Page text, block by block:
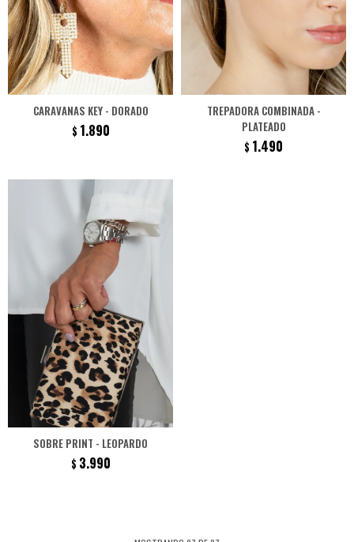
CARAVANAS KEY - DORADO
$ 1.890
TREPADORA COMBINADA -
PLATEADO
$ 1.490
SOBRE PRINT - LEOPARDO
$ 3.990